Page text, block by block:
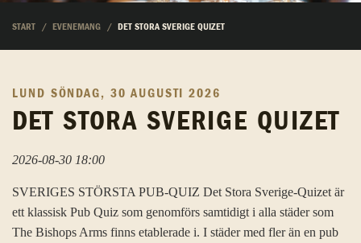
START EVENEMANG DET STORA SVERIGE QUIZET
LUND SÖNDAG, 30 AUGUSTI 2026
DET STORA SVERIGE QUIZET
2026-08-30 18:00
SVERIGES STÖRSTA PUB-QUIZ Det Stora Sverige-Quizet är
ett klassisk Pub Quiz som genomförs samtidigt i alla städer som
The Bishops Arms finns etablerade i. I städer med fler än en pub